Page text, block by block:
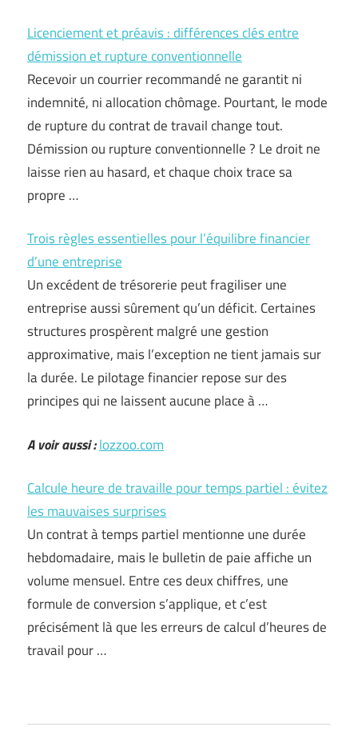
Licenciement et préavis : différences clés entre
démission et rupture conventionnelle
Recevoir un courrier recommandé ne garantit ni
indemnité, ni allocation chômage. Pourtant, le mode
de rupture du contrat de travail change tout.
Démission ou rupture conventionnelle ? Le droit ne
laisse rien au hasard, et chaque choix trace sa
propre …
Trois règles essentielles pour l’équilibre financier
d’une entreprise
Un excédent de trésorerie peut fragiliser une
entreprise aussi sûrement qu’un déficit. Certaines
structures prospèrent malgré une gestion
approximative, mais l’exception ne tient jamais sur
la durée. Le pilotage financier repose sur des
principes qui ne laissent aucune place à …
A voir aussi :lozzoo.com
Calcule heure de travaille pour temps partiel : évitez
les mauvaises surprises
Un contrat à temps partiel mentionne une durée
hebdomadaire, mais le bulletin de paie affiche un
volume mensuel. Entre ces deux chiffres, une
formule de conversion s’applique, et c’est
précisément là que les erreurs de calcul d’heures de
travail pour …